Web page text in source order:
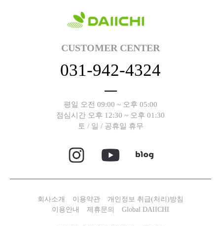
CUSTOMER CENTER
031-942-4324
평일 오전 09:00 ~ 오후 05:00
점심시간 오후 12:30 ~ 오후 01:30
토 / 일 / 공휴일 휴무
회사소개 이용약관
개인정보 취급(처리)방침
이용안내
제휴문의 Global DAIICHI